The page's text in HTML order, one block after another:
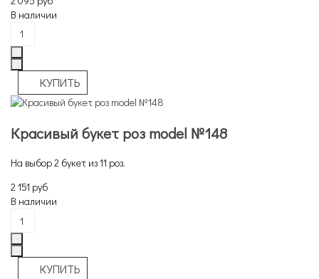
В наличии
Красивый букет роз model №148
На выбор 2 букет из 11 роз.
2 151 руб
В наличии